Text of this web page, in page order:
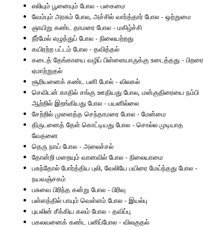
எலியும் பூனையும் போல - பகைமை
வேம்பும் அரசும் போல, அச்சில் வார்த்தார் போல - ஒற்றுமை
ஞாயிறு கண்ட தாமரை போல - மகிழ்ச்சி
நீர்மேல் எழுத்துப் போல - நிலையற்றது
கயிரற்ற பட்டம் போல - தவித்தல்
கடைத் தேங்காயை வழிப் பிள்ளையாருக்கு உடைத்தது - பிறரை
ஏமாற்றுதல்
சூரியனைக் கண்ட பனி போல் - விலகல்
செவிடன் காதில் சங்கு ஊதியது போல, மன்குதிரையை நம்பி
ஆற்றில் இறங்கியது போல - பயனில்லை
சேற்றில் முளைத்த செந்தாமரை போல - மேன்மை
திருடனைத் தேள் கொட்டியது போல - சொல்ல முடியாத
வேதனை
தெரு நாய் போல - அலைச்சல்
தோன்றி மறையும் வானவில் போல - நிலையாமை
பசுந்தோல் போர்த்திய புலி, வேலியே பயிரை மேய்ந்தது போல -
நயவஞ்சகம்
பசுவை பிரிந்த கன்று போல - பிரிவு
பள்ளத்தில் பாயும் வெள்ளம் போல - இயல்பு
புயலின் சீக்கிய கலம் போல - தவிப்பு
பகலவனைக் கண்ட பனிப்போல - விலகுதல்